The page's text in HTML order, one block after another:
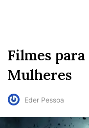
Filmes
Mulheres
Eder Pessoa